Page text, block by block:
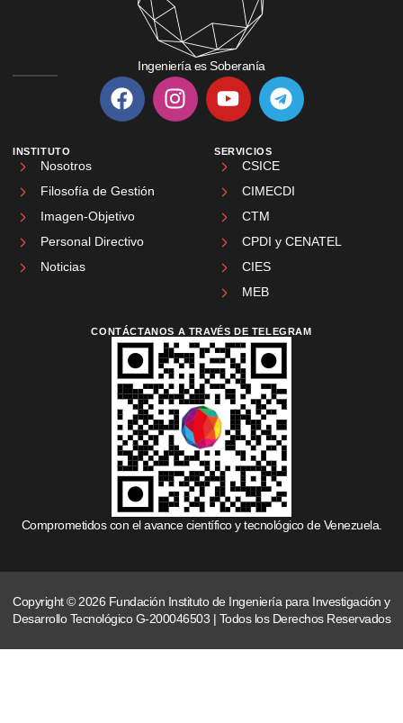
Ingeniería es Soberanía
INSTITUTO
Nosotros
Filosofía de Gestión
Imagen-Objetivo
Personal Directivo
Noticias
SERVICIOS
CSICE
CIMECDI
CTM
CPDI y CENATEL
CIES
MEB
CONTÁCTANOS A TRAVÉS DE TELEGRAM
Comprometidos con el avance científico y tecnológico de Venezuela.
Copyright © 2026 Fundación Instituto de Ingeniería para Investigación y
Desarrollo Tecnológico G-200046503 | Todos los Derechos Reservados